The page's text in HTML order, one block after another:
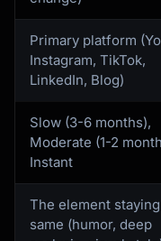
Primary platform
Instagram, TikTok,
LinkedIn, Blog)
Slow (3-6 months),
Moderate (1-2
Instant
The element
same (humor, deep